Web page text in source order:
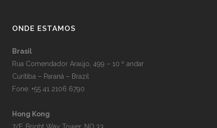
ONDE ESTAMOS
Brasil
Rua Comendador Araújo, 499 – 10 º andar
Curitiba – Paraná – Brazil
Fone: +55 41 2106 6790
Hong Kong